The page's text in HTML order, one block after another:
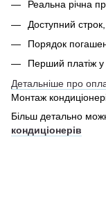
Реальна річна
Доступний
Порядок
Перший платіж
Детальніше про
Монтаж
Більш детально
кондиціонерів